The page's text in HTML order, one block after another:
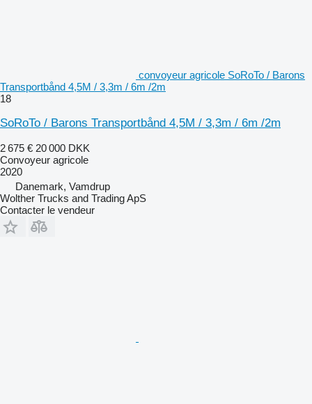
convoyeur agricole SoRoTo / Barons
Transportbånd 4,5M / 3,3m / 6m /2m
18
SoRoTo / Barons Transportbånd 4,5M / 3,3m / 6m /2m
2 675 € 20 000 DKK
Convoyeur agricole
2020
Danemark, Vamdrup
Wolther Trucks and Trading ApS
Contacter le vendeur